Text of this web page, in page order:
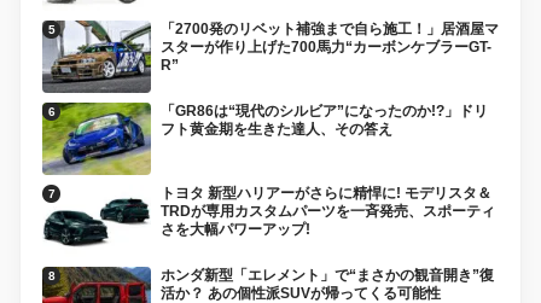
「2700発のリベット補強まで自ら施工！」居酒屋マ
スターが作り上げた700馬力“カーボンケブラーGT-
R”
「GR86は“現代のシルビア”になったのか!?」ドリ
フト黄金期を生きた達人、その答え
トヨタ 新型ハリアーがさらに精悍に! モデリスタ＆
TRDが専用カスタムパーツを一斉発売、スポーティ
さを大幅パワーアップ!
ホンダ新型「エレメント」で“まさかの観音開き”復
活か？ あの個性派SUVが帰ってくる可能性